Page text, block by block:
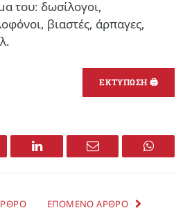
του: δωσίλογοι,
βιαστές, άρπαγες,
ΕΚΤΥΠΩΣΗ 🖨
LinkedIn Email
ΕΠΟΜΕΝΟ ΑΡΘΡΟ